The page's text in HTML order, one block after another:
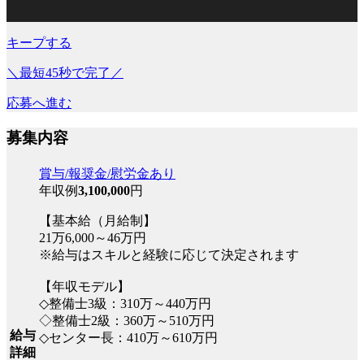
キープする
＼最短45秒で完了／
応募へ進む
募集内容
給与
詳細
賞与/報奨金/慰労金あり
年収例3,100,000円
【基本給（月給制】
21万6,000～46万円
※給与はスキルと経験に応じて決定されます
【年収モデル】
◇整備士3級：310万～440万円
◇整備士2級：360万～510万円
◇センター長：410万～610万円